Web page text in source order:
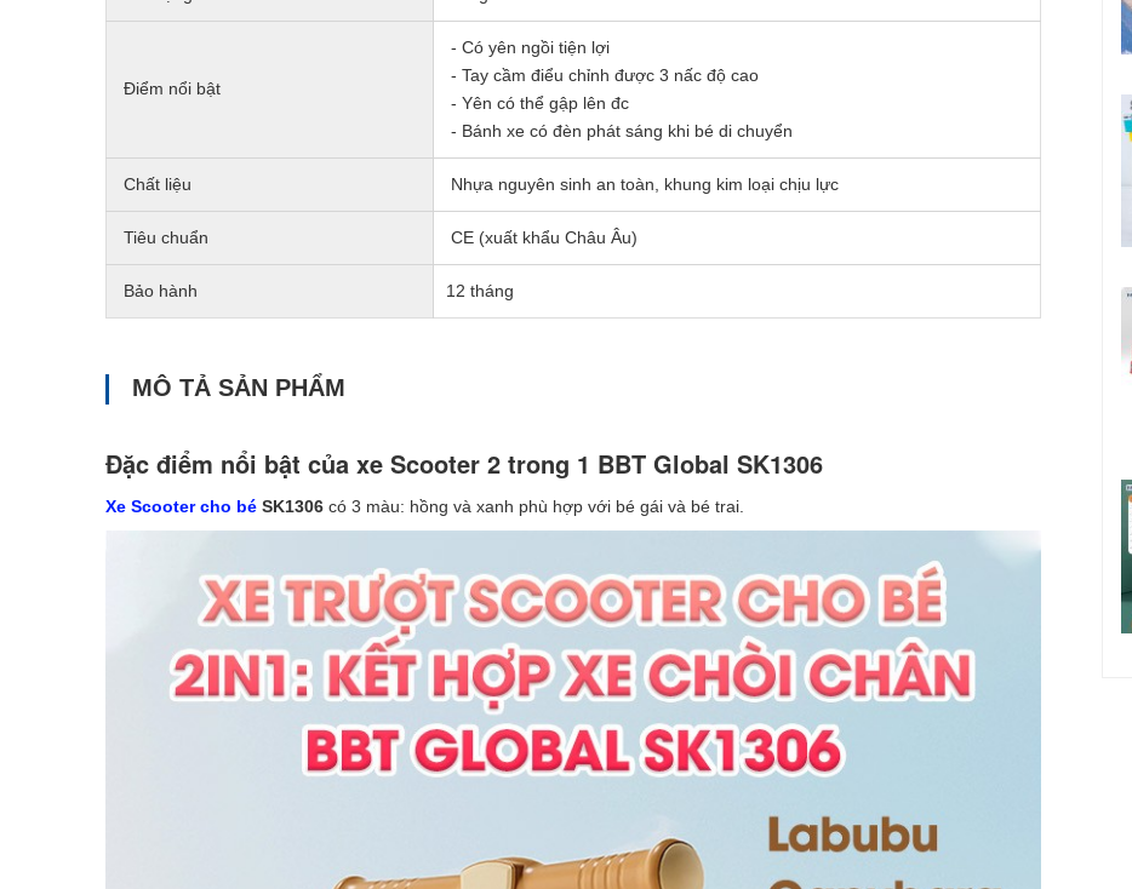
Điểm nổi bật
- Có yên ngồi tiện lợi
- Tay cầm điểu chỉnh được 3 nấc độ cao
- Yên có thể gập lên đc
- Bánh xe có đèn phát sáng khi bé di chuyển
Chất liệu Nhựa nguyên sinh an toàn, khung kim loại chịu lực
Tiêu chuẩn CE (xuất khẩu Châu Âu)
Bảo hành 12 tháng
MÔ TẢ SẢN PHẨM
Đặc điểm nổi bật của xe Scooter 2 trong 1 BBT Global SK1306
Xe Scooter cho bé SK1306 có 3 màu: hồng và xanh phù hợp với bé gái và bé trai.